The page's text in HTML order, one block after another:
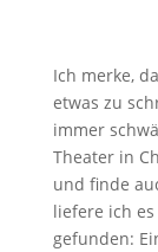
Ich merke,
etwas zu
immer
Theater in
und finde
liefere ich
gefunden: